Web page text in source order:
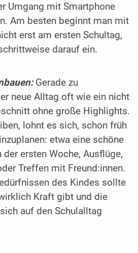
Umgang mit Smartphone
Am besten beginnt man mit
erst am ersten Schultag,
darauf ein.
Gerade zu
neue Alltag oft wie ein nicht
ohne große Highlights.
lohnt es sich, schon früh
etwa eine schöne
der ersten Woche, Ausflüge,
Treffen mit Freund:innen.
des Kindes sollte
Kraft gibt und die
auf den Schulalltag